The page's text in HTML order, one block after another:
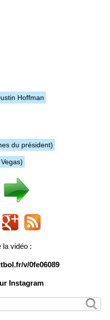
Hoffman
du président)
vidéo :
v/0fe06089
Instagram